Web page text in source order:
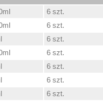
6 szt.
6 szt.
6 szt.
6 szt.
6 szt.
6 szt.
6 szt.